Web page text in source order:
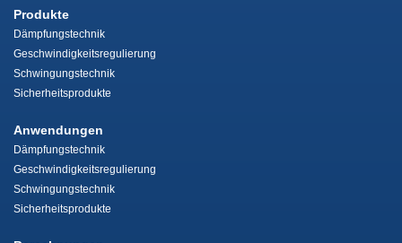
Produkte
Dämpfungstechnik
Geschwindigkeitsregulierung
Schwingungstechnik
Sicherheitsprodukte
Anwendungen
Dämpfungstechnik
Geschwindigkeitsregulierung
Schwingungstechnik
Sicherheitsprodukte